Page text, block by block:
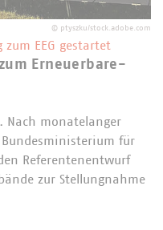
© ptyszku/stock.adobe.com
EEG gestartet
Erneuerbare-
Nach monatelanger
für
Referentenentwurf
zur Stellungnahme